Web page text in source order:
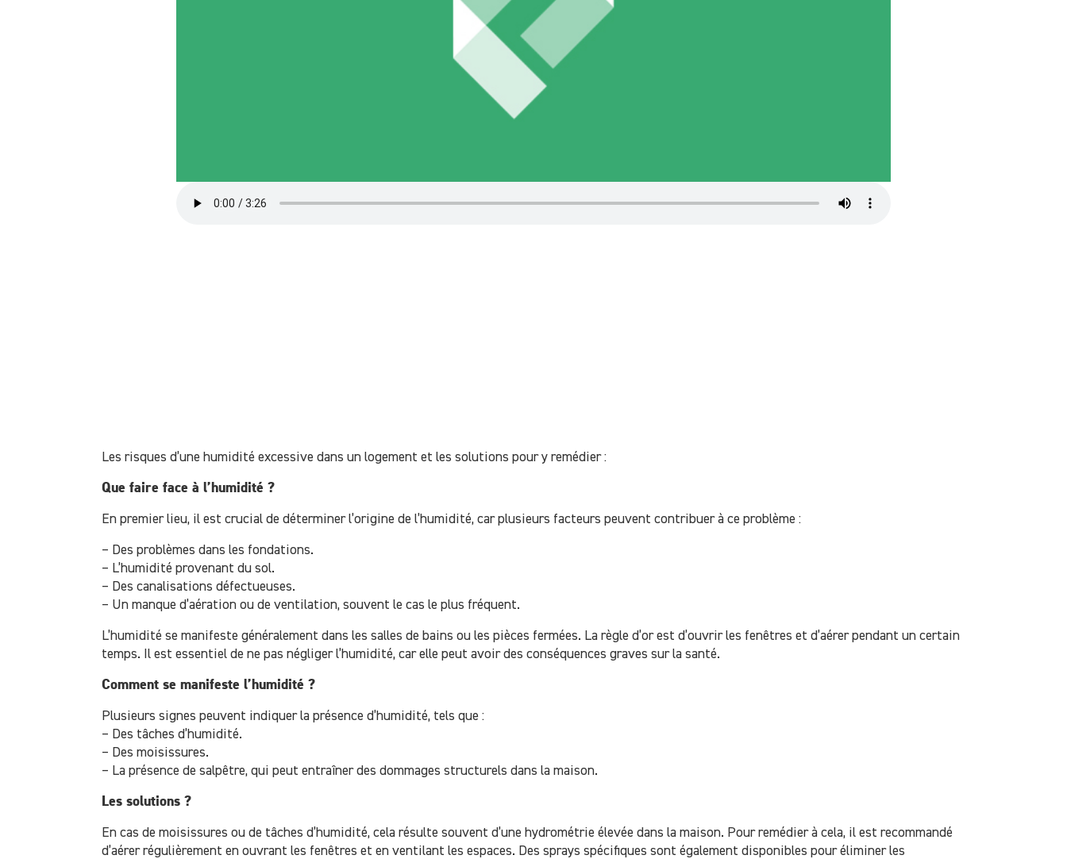
Les risques d’une humidité excessive dans un logement et les solutions pour y remédier :
Que faire face à l’humidité ?
En premier lieu, il est crucial de déterminer l’origine de l’humidité, car plusieurs facteurs peuvent contribuer à ce problème :
– Des problèmes dans les fondations.
– L’humidité provenant du sol.
– Des canalisations défectueuses.
– Un manque d’aération ou de ventilation, souvent le cas le plus fréquent.
L’humidité se manifeste généralement dans les salles de bains ou les pièces fermées. La règle d’or est d’ouvrir les fenêtres et d’aérer pendant un certain
temps. Il est essentiel de ne pas négliger l’humidité, car elle peut avoir des conséquences graves sur la santé.
Comment se manifeste l’humidité ?
Plusieurs signes peuvent indiquer la présence d’humidité, tels que :
– Des tâches d’humidité.
– Des moisissures.
– La présence de salpêtre, qui peut entraîner des dommages structurels dans la maison.
Les solutions ?
En cas de moisissures ou de tâches d’humidité, cela résulte souvent d’une hydrométrie élevée dans la maison. Pour remédier à cela, il est recommandé
d’aérer régulièrement en ouvrant les fenêtres et en ventilant les espaces. Des sprays spécifiques sont également disponibles pour éliminer les